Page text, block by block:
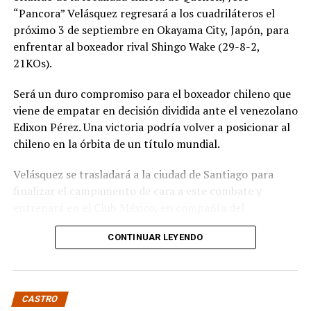
“Pancora” Velásquez regresará a los cuadriláteros el
próximo 3 de septiembre en Okayama City, Japón, para
enfrentar al boxeador rival Shingo Wake (29-8-2,
21KOs).
Será un duro compromiso para el boxeador chileno que
viene de empatar en decisión dividida ante el venezolano
Edixon Pérez. Una victoria podría volver a posicionar al
chileno en la órbita de un título mundial.
Velásquez se trasladará a la ciudad de Santiago para
finalizar el campamento de cara a este combate y
excampeón chileno y sudamericano Miguel “Aguja”
González que estará en la esquina del púgil de Quellón.
Wake es un experimentado boxeador de 36 años que
tiene dentro de sus rivales más notables al japonés
Takuma Inoue. Si bien nunca ha disputado un título
CONTINUAR LEYENDO
CASTRO